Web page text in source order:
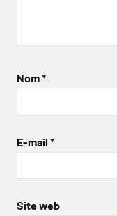
Nom*
E-mail *
Site web